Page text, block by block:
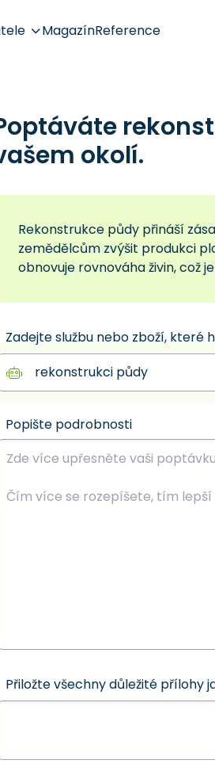
MagazínReference
okolí.
Rekonstrukce půdy přináší
zemědělcům zvýšit produkci
obnovuje rovnováha živin, což
Zadejte službu nebo zboží, které
Popište podrobnosti
Přiložte všechny důležité přílohy